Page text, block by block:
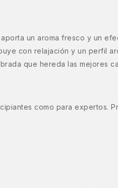
un aroma fresco y un
con relajación y un perfil
que hereda las mejores
como para expertos.